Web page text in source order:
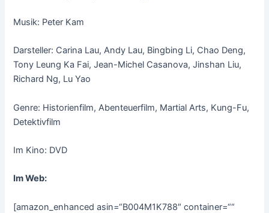
Musik: Peter Kam
Darsteller: Carina Lau, Andy Lau, Bingbing Li, Chao Deng,
Tony Leung Ka Fai, Jean-Michel Casanova, Jinshan Liu,
Richard Ng, Lu Yao
Genre: Historienfilm, Abenteuerfilm, Martial Arts, Kung-Fu,
Detektivfilm
Im Kino: DVD
Im Web:
[amazon_enhanced asin=“B004M1K788″ container=““